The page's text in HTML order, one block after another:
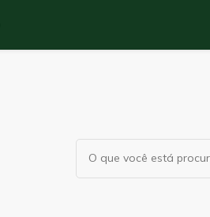
Procurando
algo?